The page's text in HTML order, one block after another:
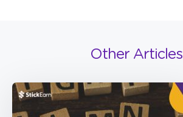
Other Articles